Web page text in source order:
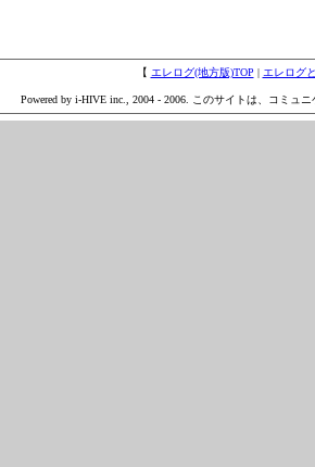
【 エレログ(地方版)TOP | エレログ
Powered by i-HIVE inc., 2004 - 2006. このサイトは、コミュ